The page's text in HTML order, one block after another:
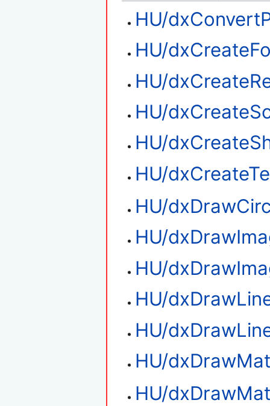
HU/
HU/
HU/
HU/
HU/
HU/
HU/
HU/
HU/
HU/
HU/
HU/
HU/